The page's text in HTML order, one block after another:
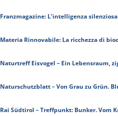
Franzmagazine: L’intelligenza
Materia Rinnovabile: La ricchezza di
Naturtreff Eisvogel – Ein Lebensraum,
Naturschutzblatt – Von Grau zu Grün.
Rai Südtirol – Treffpunkt: Bunker. Vom